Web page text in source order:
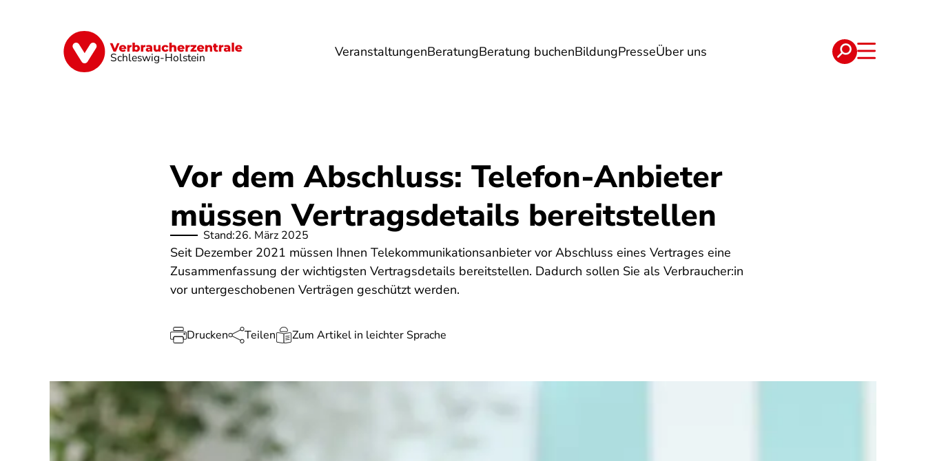
Schleswig-Holstein VeranstaltungenBeratungBeratung buchenBildungPresseÜber uns
Finanzen Digitales Lebensmittel Umwelt Gesundheit Energie Reise Verträge
Vor dem Abschluss: Telefon-Anbieter
müssen Vertragsdetails bereitstellen
Stand:26. März 2025
Seit Dezember 2021 müssen Ihnen Telekommunikationsanbieter vor Abschluss eines Vertrages eine
Zusammenfassung der wichtigsten Vertragsdetails bereitstellen. Dadurch sollen Sie als Verbraucher:in
vor untergeschobenen Verträgen geschützt werden.
Drucken Teilen Zum Artikel in leichter Sprache